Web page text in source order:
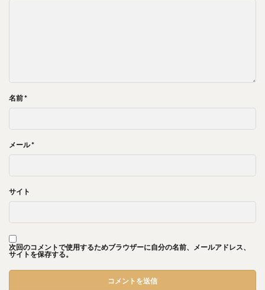
名前*
メール*
サイト
次回のコメントで使用するためブラウザーに自分の名前、メールアドレス、
サイトを保存する。